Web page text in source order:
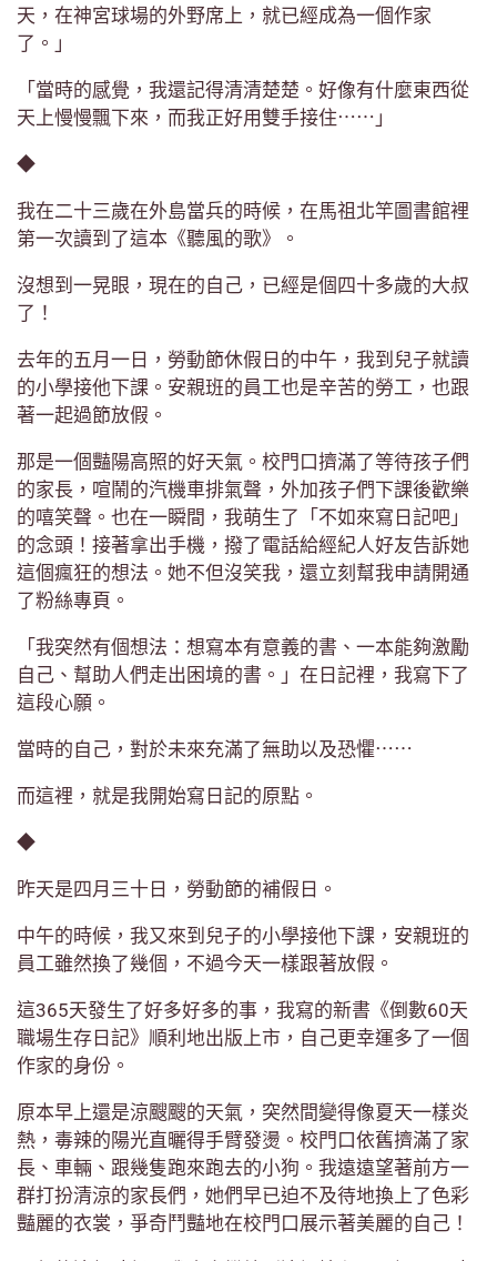
天，在神宮球場的外野席上，就已經成為一個作家
了。」
「當時的感覺，我還記得清清楚楚。好像有什麼東西從
天上慢慢飄下來，而我正好用雙手接住⋯⋯」
◆
我在二十三歲在外島當兵的時候，在馬祖北竿圖書館裡
第一次讀到了這本《聽風的歌》。
沒想到一晃眼，現在的自己，已經是個四十多歲的大叔
了！
去年的五月一日，勞動節休假日的中午，我到兒子就讀
的小學接他下課。安親班的員工也是辛苦的勞工，也跟
著一起過節放假。
那是一個豔陽高照的好天氣。校門口擠滿了等待孩子們
的家長，喧鬧的汽機車排氣聲，外加孩子們下課後歡樂
的嘻笑聲。也在一瞬間，我萌生了「不如來寫日記吧」
的念頭！接著拿出手機，撥了電話給經紀人好友告訴她
這個瘋狂的想法。她不但沒笑我，還立刻幫我申請開通
了粉絲專頁。
「我突然有個想法：想寫本有意義的書、一本能夠激勵
自己、幫助人們走出困境的書。」在日記裡，我寫下了
這段心願。
當時的自己，對於未來充滿了無助以及恐懼⋯⋯
而這裡，就是我開始寫日記的原點。
◆
昨天是四月三十日，勞動節的補假日。
中午的時候，我又來到兒子的小學接他下課，安親班的
員工雖然換了幾個，不過今天一樣跟著放假。
這365天發生了好多好多的事，我寫的新書《倒數60天
職場生存日記》順利地出版上市，自己更幸運多了一個
作家的身份。
原本早上還是涼颼颼的天氣，突然間變得像夏天一樣炎
熱，毒辣的陽光直曬得手臂發燙。校門口依舊擠滿了家
長、車輛、跟幾隻跑來跑去的小狗。我遠遠望著前方一
群打扮清涼的家長們，她們早已迫不及待地換上了色彩
豔麗的衣裳，爭奇鬥豔地在校門口展示著美麗的自己！